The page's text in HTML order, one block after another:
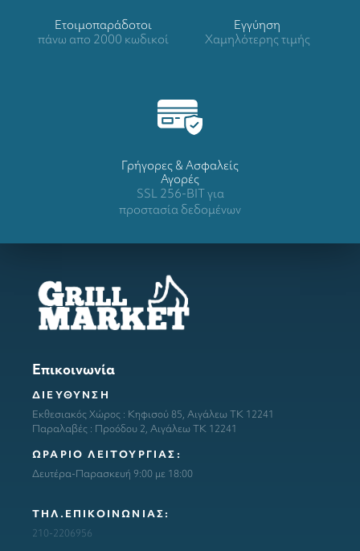
Ετοιμοπαράδοτοι
πάνω απο 2000 κωδικοί
Eγγύηση
Χαμηλότερης τιμής
Γρήγορες & Ασφαλείς
Αγορές
SSL 256-BIT για
προστασία δεδομένων
Επικοινωνία
ΔΙΕΥΘΥΝΣΗ
Εκθεσιακός Χώρος : Κηφισού 85, Αιγάλεω ΤΚ 12241
Παραλαβές : Προόδου 2, Αιγάλεω ΤΚ 12241
ΩΡΑΡΙΟ ΛΕΙΤΟΥΡΓΙΑΣ:
Δευτέρα-Παρασκευή 9:00 με 18:00
ΤΗΛ.ΕΠΙΚΟΙΝΩΝΙΑΣ:
210-2206956